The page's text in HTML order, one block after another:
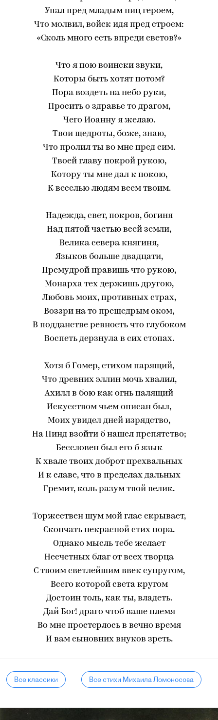
Упал пред младым ниц героем,
Что молвил, войск идя пред строем:
«Сколь много есть впреди светов?»
Что я пою воински звуки,
Которы быть хотят потом?
Пора воздеть на небо руки,
Просить о здравье то драгом,
Чего Иоанну я желаю.
Твои щедроты, боже, знаю,
Что пролил ты во мне пред сим.
Твоей главу покрой рукою,
Котору ты мне дал к покою,
К веселью людям всем твоим.
Надежда, свет, покров, богиня
Над пятой частью всей земли,
Велика севера княгиня,
Языков больше двадцати,
Премудрой правишь что рукою,
Монарха тех держишь другою,
Любовь моих, противных страх,
Воззри на то прещедрым оком,
В подданстве ревность что глубоком
Воспеть дерзнула в сих стопах.
Хотя б Гомер, стихом парящий,
Что древних эллин мочь хвалил,
Ахилл в бою как огнь палящий
Искусством чьем описан был,
Моих увидел дней изрядство,
На Пинд взойти б нашел препятство;
Бессловен был его б язык
К хвале твоих доброт прехвальных
И к славе, что в пределах дальных
Гремит, коль разум твой велик.
Торжествен шум мой глас скрывает,
Скончать некрасной стих пора.
Однако мысль тебе желает
Несчетных благ от всех творца
С твоим светлейшим ввек супругом,
Всего которой света кругом
Достоин толь, как ты, владеть.
Дай Бог! драго чтоб ваше племя
Во мне простерлось в вечно время
И вам сыновних внуков зреть.
Все классики Все стихи Михаила Ломоносова